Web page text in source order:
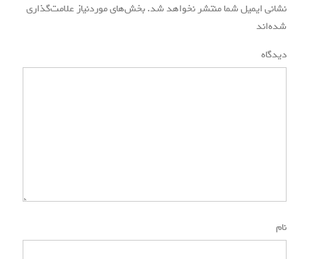
نشانی ایمیل شما منتشر نخواهد شد.بخش‌های موردنیاز علامت‌گذاری
شده‌اند
دیدگاه
نام